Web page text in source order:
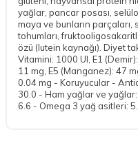
yağlar, pancar posası,
maya ve bunların
tohumları,
özü (lutein kaynağı). Diyet
Vitamini: 1000 UI, E1
11 mg, E5 (Manganez): 47
0.04 mg - Koruyucular -
30.0 - Ham yağlar ve
6.6 - Omega 3 yağ asitleri: